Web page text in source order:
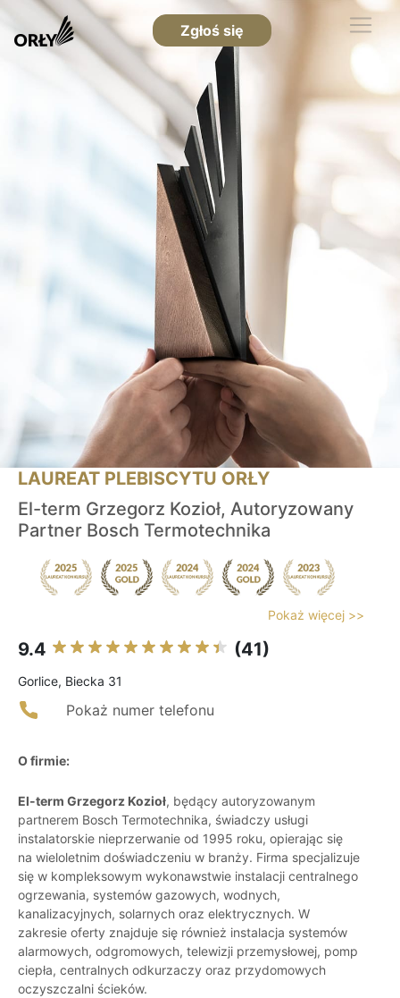
Zgłoś się
LAUREAT PLEBISCYTU ORŁY
El-term Grzegorz Kozioł, Autoryzowany
Partner Bosch Termotechnika
Pokaż więcej >>
9.4 (41)
Gorlice, Biecka 31
Pokaż numer telefonu
O firmie:
El-term Grzegorz Kozioł, będący autoryzowanym
partnerem Bosch Termotechnika, świadczy usługi
instalatorskie nieprzerwanie od 1995 roku, opierając się
na wieloletnim doświadczeniu w branży. Firma specjalizuje
się w kompleksowym wykonawstwie instalacji centralnego
ogrzewania, systemów gazowych, wodnych,
kanalizacyjnych, solarnych oraz elektrycznych. W
zakresie oferty znajduje się również instalacja systemów
alarmowych, odgromowych, telewizji przemysłowej, pomp
ciepła, centralnych odkurzaczy oraz przydomowych
oczyszczalni ścieków.